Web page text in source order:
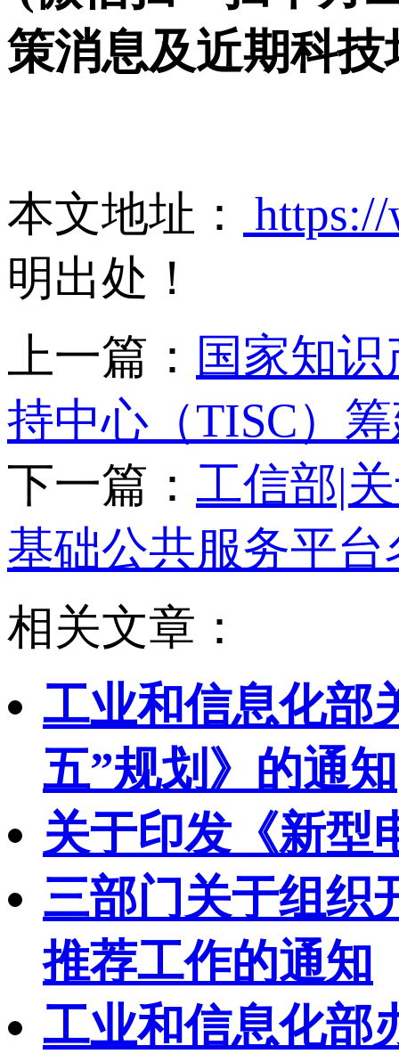
策消息及近期科
本文地址：
明出处！
上一篇： 国家知
持中心（TISC）
下一篇： 工信部|
基础公共服务平
相关文章：
工业和信息化部
五”规划》的通知
关于印发《新型
三部门关于组织
推荐工作的通知
工业和信息化部